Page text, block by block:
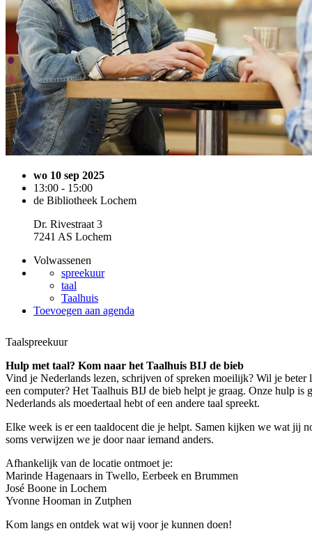
wo 10 sep 2025
13:00 - 15:00
de Bibliotheek Lochem
Dr. Rivestraat 3
7241 AS Lochem
Volwassenen
spreekuur
taal
Taalhuis
Toevoegen aan agenda
Taalspreekuur
Hulp met taal? Kom naar het Taalhuis BIJ de bieb
Vind je Nederlands lezen, schrijven of spreken moeilijk? Wil je beter
een computer? Het Taalhuis BIJ de bieb helpt je graag. Onze hulp is
Nederlands als moedertaal hebt of een andere taal spreekt.
Elke week is er een taaldocent die je helpt. Samen kijken we wat jij
soms verwijzen we je door naar iemand anders.
Afhankelijk van de locatie ontmoet je:
Marinde Hagenaars in Twello, Eerbeek en Brummen
José Boone in Lochem
Yvonne Hooman in Zutphen
Kom langs en ontdek wat wij voor je kunnen doen!